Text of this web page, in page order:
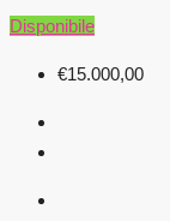
Disponibile
€15.000,00